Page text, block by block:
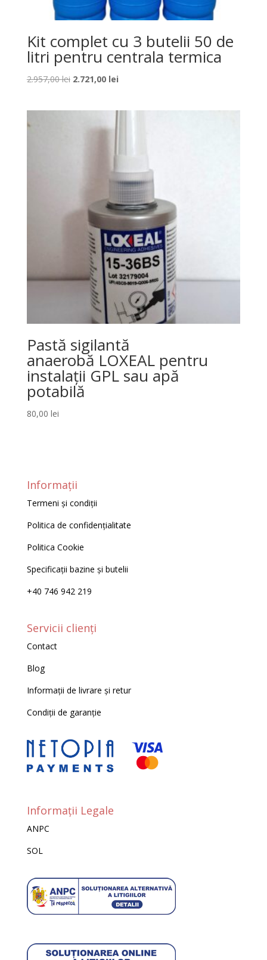
Kit complet cu 3 butelii 50 de
litri pentru centrala termica
2.957,00lei Prețul
2.957,00 lei.
2.721,00 leiPrețul
Pastă sigilantă
anaerobă LOXEAL pentru
instalații GPL sau apă
potabilă
80,00 lei
Informații
Termeni și condiții
Politica de confidențialitate
Politica Cookie
Specificații bazine și butelii
+40 746 942 219
Servicii clienți
Contact
Blog
Informații de livrare și retur
Condiții de garanție
Informații Legale
ANPC
SOL